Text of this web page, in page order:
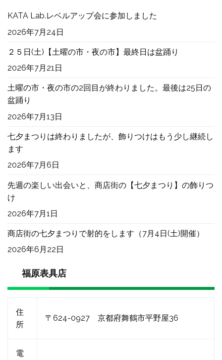
KATA Lab.レベルアップ会に参加しました
2026年7月24日
２５日(土)【土曜の市・夜の市】最終日は盆踊り
2026年7月21日
土曜の市・夜の市の2回目が終わりました。最後は25日の
盆踊り
2026年7月13日
七夕まつりは終わりましたが、飾りつけはもう少し継続し
ます
2026年7月6日
先週の楽しい出会いと、商店街の【七夕まつり】の飾りつ
け
2026年7月1日
商店街の七夕まつりで射的をします（7月4日(土)開催）
2026年6月22日
福原表具店
住
所
〒624-0927 京都府舞鶴市平野屋36
電